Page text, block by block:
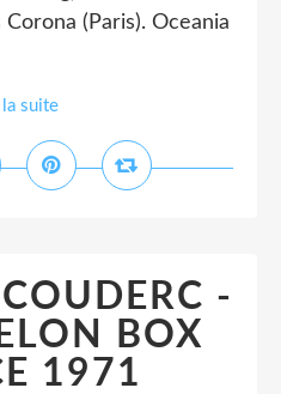
(Paris). Oceania
la suite
-
BOX
1971